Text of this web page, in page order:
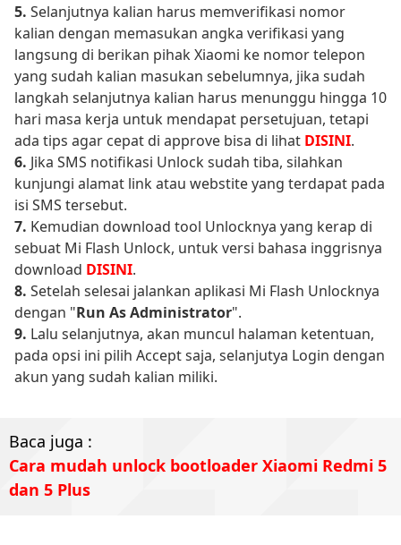
5. Selanjutnya kalian harus memverifikasi nomor
kalian dengan memasukan angka verifikasi yang
langsung di berikan pihak Xiaomi ke nomor telepon
yang sudah kalian masukan sebelumnya, jika sudah
langkah selanjutnya kalian harus menunggu hingga 10
hari masa kerja untuk mendapat persetujuan, tetapi
ada tips agar cepat di approve bisa di lihat DISINI.
6. Jika SMS notifikasi Unlock sudah tiba, silahkan
kunjungi alamat link atau webstite yang terdapat pada
isi SMS tersebut.
7. Kemudian download tool Unlocknya yang kerap di
sebuat Mi Flash Unlock, untuk versi bahasa inggrisnya
download DISINI.
8. Setelah selesai jalankan aplikasi Mi Flash Unlocknya
dengan "Run As Administrator".
9. Lalu selanjutnya, akan muncul halaman ketentuan,
pada opsi ini pilih Accept saja, selanjutya Login dengan
akun yang sudah kalian miliki.
Baca juga :
Cara mudah unlock bootloader Xiaomi Redmi 5
dan 5 Plus